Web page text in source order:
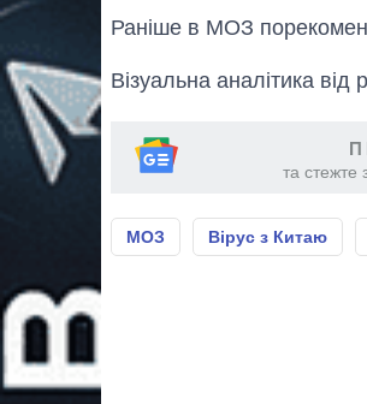
Раніше в МОЗ
Візуальна аналітика від
та стежте
МОЗ Вірус з Китаю